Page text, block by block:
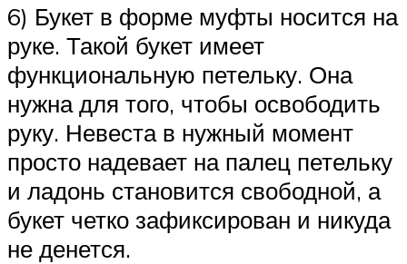
6) Букет в форме муфты носится на
руке. Такой букет имеет
функциональную петельку. Она
нужна для того, чтобы освободить
руку. Невеста в нужный момент
просто надевает на палец петельку
и ладонь становится свободной, а
букет четко зафиксирован и никуда
не денется.